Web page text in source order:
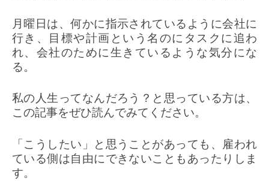
月曜日は、何かに指示されているように会社に
行き、目標や計画という名のにタスクに追わ
れ、会社のために生きているような気分にな
る。
私の人生ってなんだろう？と思っている方は、
この記事をぜひ読んでみてください。
「こうしたい」と思うことがあっても、雇われ
ている側は自由にできないこともあったりしま
す。